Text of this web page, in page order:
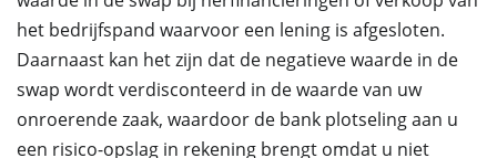
het bedrijfspand waarvoor een lening is afgesloten.
Daarnaast kan het zijn dat de negatieve waarde in de
swap wordt verdisconteerd in de waarde van uw
onroerende zaak, waardoor de bank plotseling aan u
een risico-opslag in rekening brengt omdat u niet